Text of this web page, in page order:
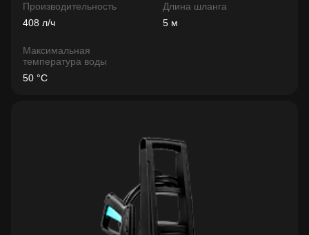
Производительность
408 л/ч
Длина шланга
5 м
Максимальная
температура воды
50 °C